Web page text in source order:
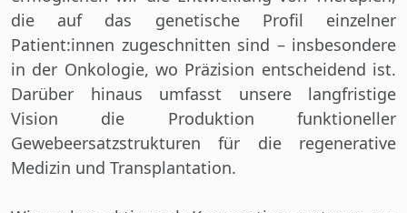
die auf das genetische Profil einzelner
Patient:innen zugeschnitten sind – insbesondere
in der Onkologie, wo Präzision entscheidend ist.
Darüber hinaus umfasst unsere langfristige
Vision die Produktion funktioneller
Gewebeersatzstrukturen für die regenerative
Medizin und Transplantation.